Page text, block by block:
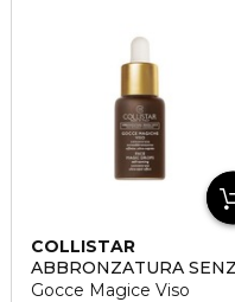
COLLISTAR
ABBRONZATURA
Gocce Magice Viso